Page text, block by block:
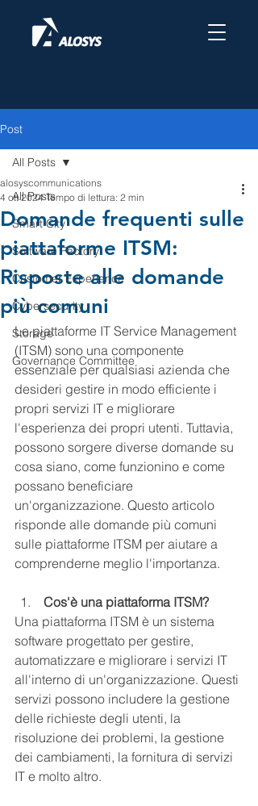
Post
All Posts
Smart City
Software Factory
Customer Experience
Cybersecurity
Storage
Governance Committee
All Posts
Domande frequenti sulle
piattaforme ITSM:
Risposte alle domande
più comuni
alosyscommunications
4 ott 2024 Tempo di lettura: 2 min
Le piattaforme IT Service Management
(ITSM) sono una componente
essenziale per qualsiasi azienda che
desideri gestire in modo efficiente i
propri servizi IT e migliorare
l'esperienza dei propri utenti. Tuttavia,
possono sorgere diverse domande su
cosa siano, come funzionino e come
possano beneficiare
un'organizzazione. Questo articolo
risponde alle domande più comuni
sulle piattaforme ITSM per aiutare a
comprenderne meglio l'importanza.
Cos'è una piattaforma ITSM?
Una piattaforma ITSM è un sistema
software progettato per gestire,
automatizzare e migliorare i servizi IT
all'interno di un'organizzazione. Questi
servizi possono includere la gestione
delle richieste degli utenti, la
risoluzione dei problemi, la gestione
dei cambiamenti, la fornitura di servizi
IT e molto altro.